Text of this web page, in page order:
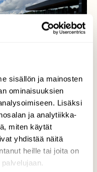
sisällön ja mainosten
ominaisuuksien
Lisäksi
ja analytiikka-
miten käytät
yhdistää näitä
heille tai joita on
terassi